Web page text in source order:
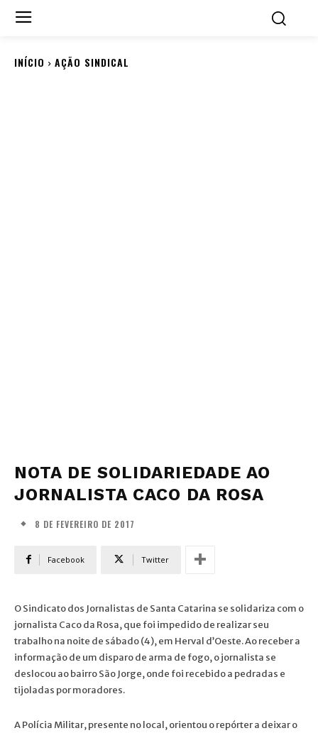
INÍCIO AÇÃO SINDICAL
NOTA DE SOLIDARIEDADE AO
JORNALISTA CACO DA ROSA
8 DE FEVEREIRO DE 2017
Facebook Twitter
O Sindicato dos Jornalistas de Santa Catarina se solidariza com o
jornalista Caco da Rosa, que foi impedido de realizar seu
trabalho na noite de sábado (4), em Herval d’Oeste. Ao receber a
informação de um disparo de arma de fogo, o jornalista se
deslocou ao bairro São Jorge, onde foi recebido a pedradas e
tijoladas por moradores.
A Polícia Militar, presente no local, orientou o repórter a deixar o